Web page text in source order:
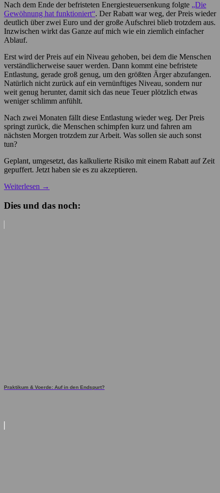
Nach dem Ende der befristeten Energiesteuersenkung folgte „Die
Gewöhnung hat funktioniert“. Der Rabatt war weg, der Preis wieder
deutlich über zwei Euro und der große Aufschrei blieb trotzdem aus.
Inzwischen wirkt das Ganze auf mich wie ein ziemlich einfacher
Ablauf.
Erst wird der Preis auf ein Niveau gehoben, bei dem die Menschen
verständlicherweise sauer werden. Dann kommt eine befristete
Entlastung, gerade groß genug, um den größten Ärger abzufangen.
Natürlich nicht zurück auf ein vernünftiges Niveau, sondern nur
weit genug herunter, damit sich das neue Teuer plötzlich etwas
weniger schlimm anfühlt.
Nach zwei Monaten fällt diese Entlastung wieder weg. Der Preis
springt zurück, die Menschen schimpfen kurz und fahren am
nächsten Morgen trotzdem zur Arbeit. Was sollen sie auch sonst
tun?
Geplant, umgesetzt, das kalkulierte Risiko mit einem Rabatt auf Zeit
gepuffert. Jetzt haben sie es zu akzeptieren.
Weiterlesen →
Dies und das noch:
Praktikum & Voerde: Auf in den Endspurt?